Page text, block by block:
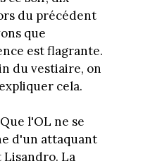
du précédent
que
est flagrante.
du vestiaire, on
cela.
l'OL ne se
d'un attaquant
Lisandro. La